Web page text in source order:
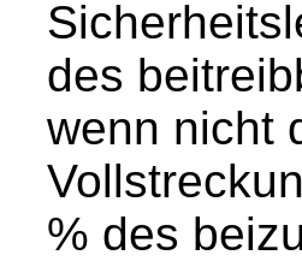
des
wenn nicht
% des